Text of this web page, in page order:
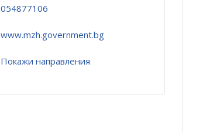
054877106
www.mzh.government.bg
Покажи направления